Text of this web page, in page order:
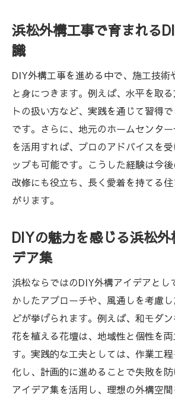
浜松外構工事で育まれる
識
DIY外構工事を進める中で、施工技術
と身につきます。例えば、水平を取
トの扱い方など、実践を通じて習得
です。さらに、地元のホームセンタ
を活用すれば、プロのアドバイスを
ップも可能です。こうした経験は今
改修にも役立ち、長く愛着を持てる
がります。
DIYの魅力を感じる浜松
デア集
浜松ならではのDIY外構アイデアとし
かしたアプローチや、風通しを考慮
どが挙げられます。例えば、和モダ
花を植える花壇は、地域性と個性を
す。実践的な工夫としては、作業工
化し、計画的に進めることで失敗を
アイデア集を活用し、理想の外構空